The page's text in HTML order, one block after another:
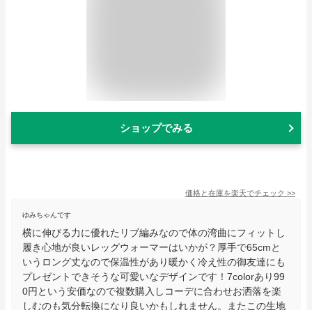
ショップでみる
価格と在庫を楽天でチェック >>
ゆみちゃんです
横に伸びる力に優れたリブ編みなので体の湾曲にフィットし
履き心地が良いレッグウォーマーはいかが？厚手で65cmと
いうロング丈なので保温性があり暖かく冷え性の御友達にも
プレゼントできそうな可愛いなデザインです！7colorあり99
0円という安価なので複数購入しコーデに合わせお洒落を楽
しむのも気分転換になり良いかもしれません。またこの生地